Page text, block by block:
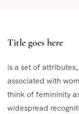
Title goes here
is a set of
associated with
think of femininity
widespread